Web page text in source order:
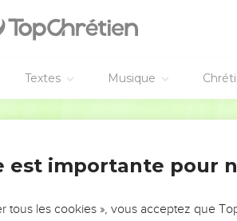
Textes Musique
!
est importante pour
tous les cookies », vous acceptez que